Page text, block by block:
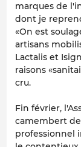
marques de
dont je
«On est
artisans
Lactalis et
raisons
cru.
Fin février,
camembert
professionnel